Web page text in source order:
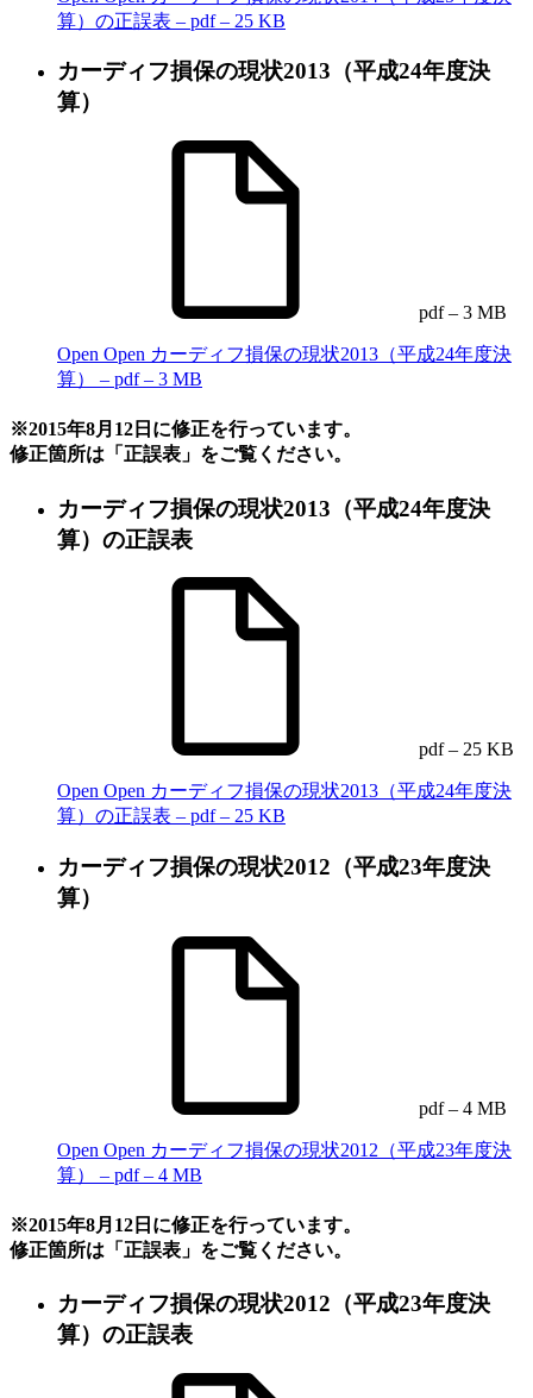
算）の正誤表 – pdf – 25 KB
カーディフ損保の現状2013（平成24年度決
算）
pdf – 3 MB
Open Open カーディフ損保の現状2013（平成24年度決
算） – pdf – 3 MB
※2015年8月12日に修正を行っています。
修正箇所は「正誤表」をご覧ください。
カーディフ損保の現状2013（平成24年度決
算）の正誤表
pdf – 25 KB
Open Open カーディフ損保の現状2013（平成24年度決
算）の正誤表 – pdf – 25 KB
カーディフ損保の現状2012（平成23年度決
算）
pdf – 4 MB
Open Open カーディフ損保の現状2012（平成23年度決
算） – pdf – 4 MB
※2015年8月12日に修正を行っています。
修正箇所は「正誤表」をご覧ください。
カーディフ損保の現状2012（平成23年度決
算）の正誤表